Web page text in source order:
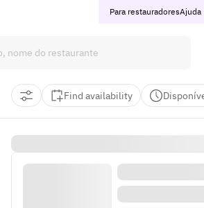
Para restauradoresAjuda
Find availability